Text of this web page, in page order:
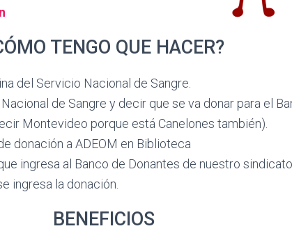
TENGO QUE HACER?
del Servicio Nacional de Sangre.
de Sangre y decir que se va donar para el
Montevideo porque está Canelones también).
donación a ADEOM en Biblioteca
ingresa al Banco de Donantes de nuestro
ingresa la donación.
BENEFICIOS